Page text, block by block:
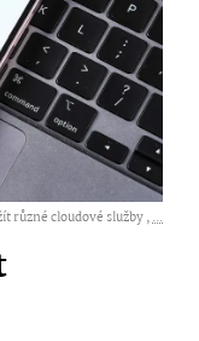
různé cloudové služby ,...